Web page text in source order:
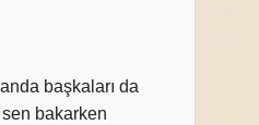
başkaları da
bakarken